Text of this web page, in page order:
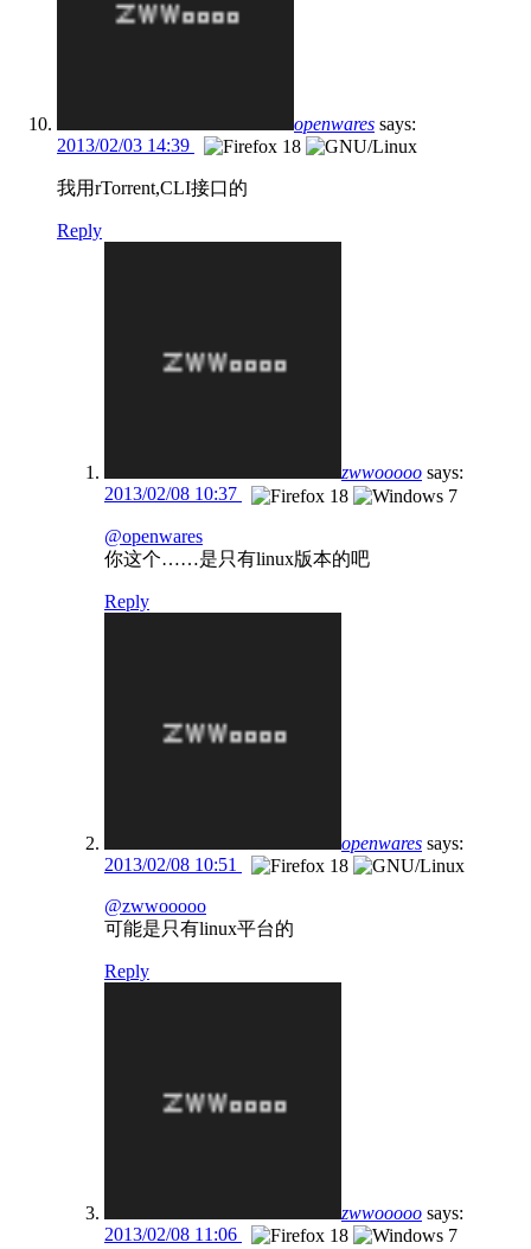
openwares says:
2013/02/03 14:39
我用rTorrent,CLI接口的
Reply
zwwooooo says:
2013/02/08 10:37
@openwares
你这个……是只有linux版本的吧
Reply
openwares says:
2013/02/08 10:51
@zwwooooo
可能是只有linux平台的
Reply
zwwooooo says:
2013/02/08 11:06